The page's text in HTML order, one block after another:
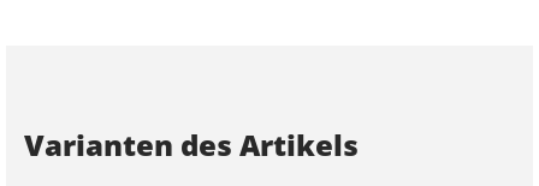
Varianten des Artikels